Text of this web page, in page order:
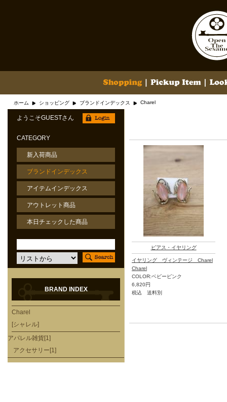
ホーム ショッピング ブランドインデックス Charel
ピアス・イヤリング
イヤリング ヴィンテージ Charel
Charel
COLOR:ベビーピンク
6,820円
税込 送料別
ようこそGUESTさん
CATEGORY
新入荷商品
ブランドインデックス
アイテムインデックス
アウトレット商品
本日チェックした商品
BRAND INDEX
Charel
[シャレル]
アパレル雑貨[1]
アクセサリー[1]